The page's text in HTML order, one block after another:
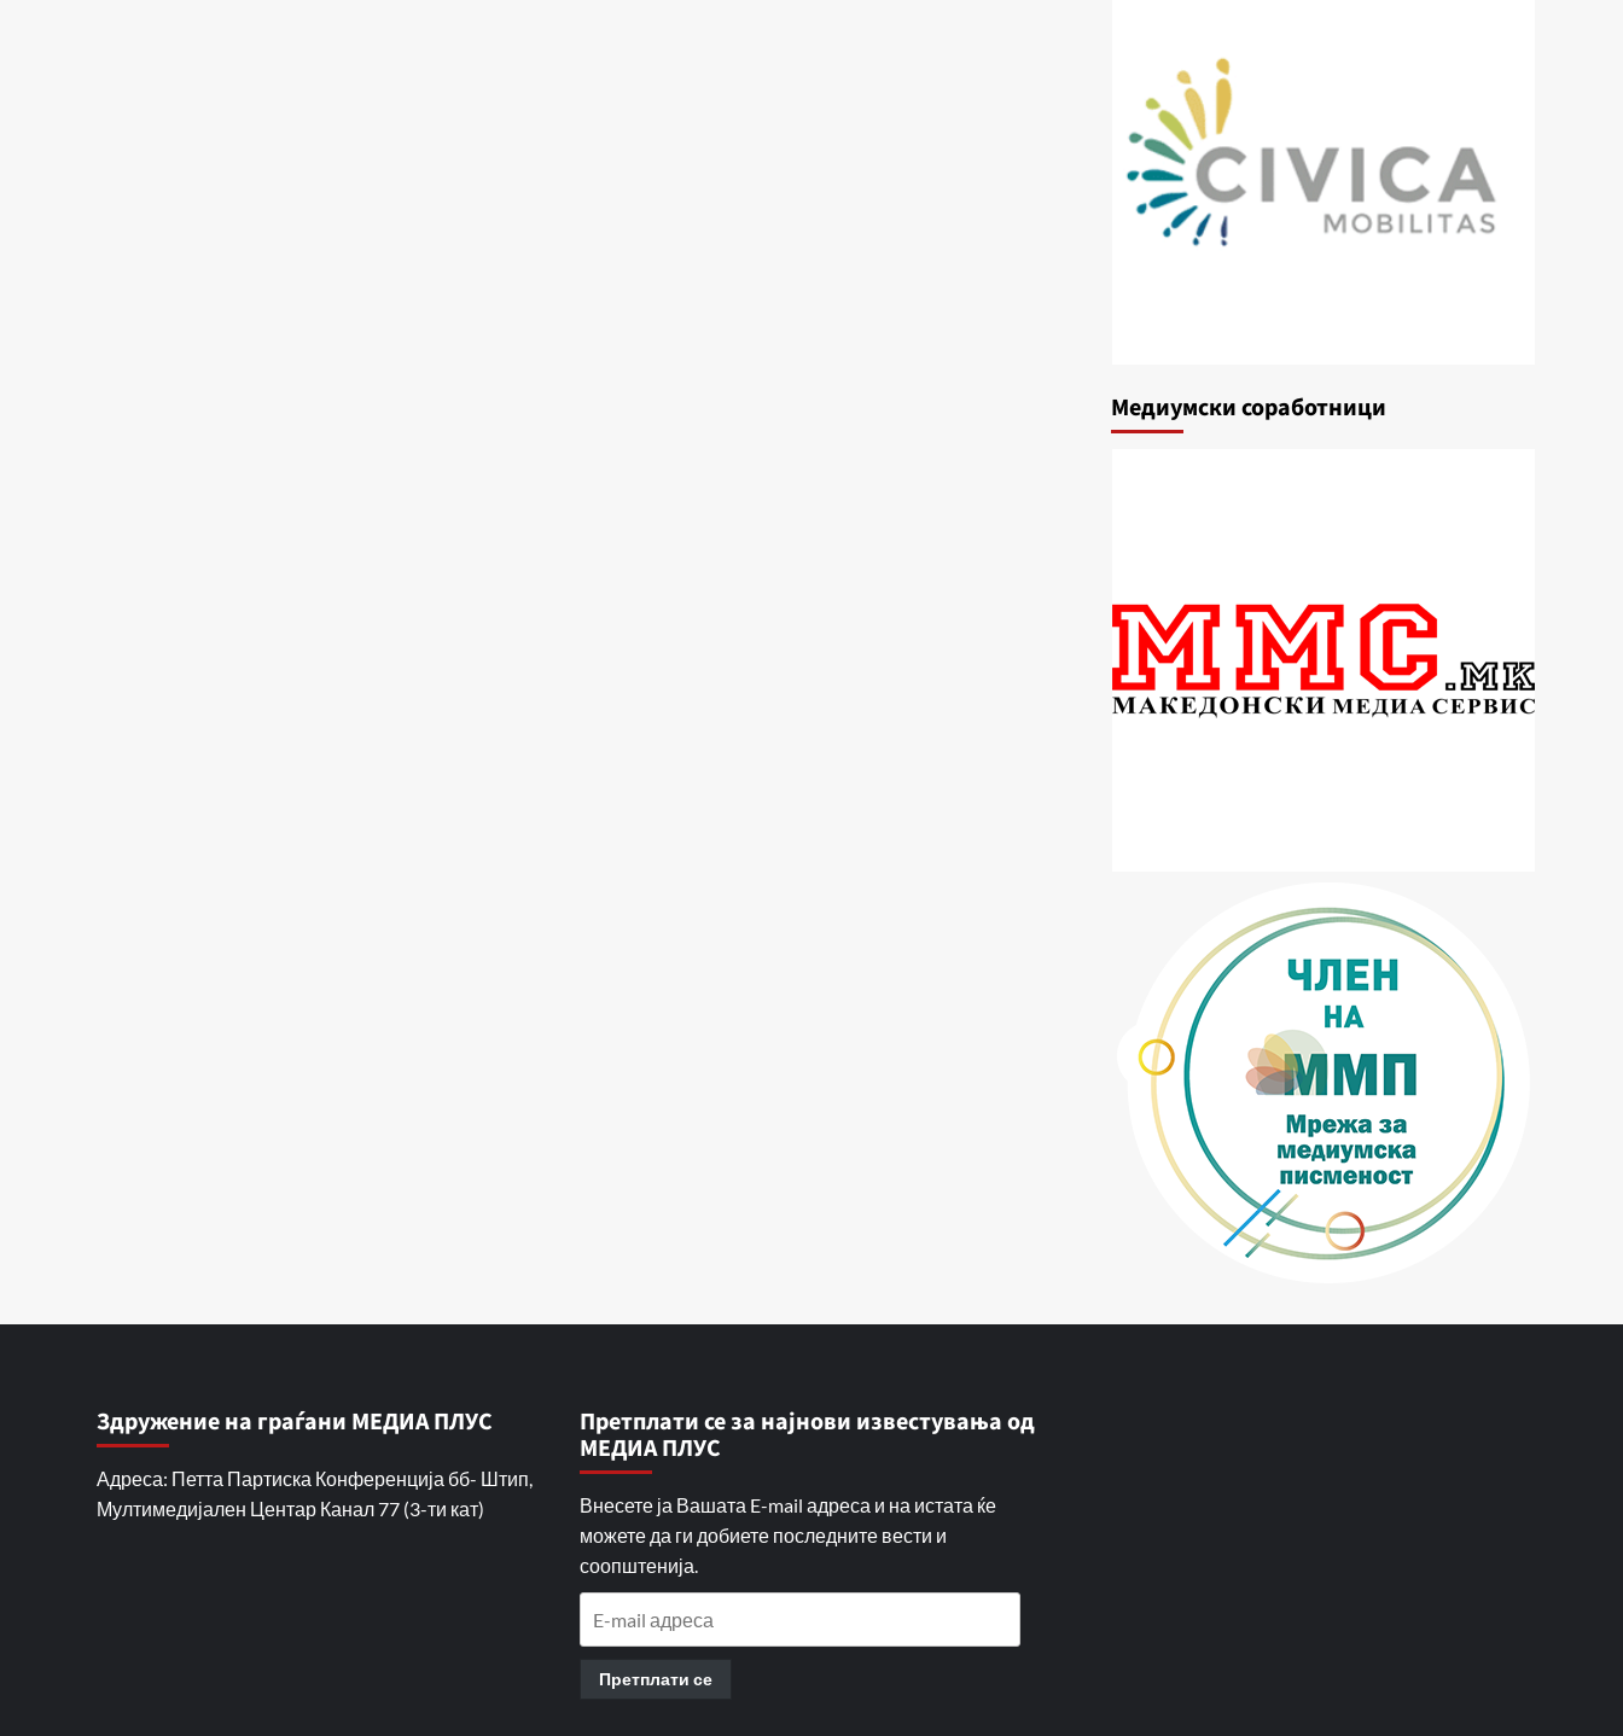
Медиумски соработници
Здружение на граѓани МЕДИА ПЛУС
Адреса: Петта Партиска Конференција бб- Штип,
Мултимедијален Центар Канал 77 (3-ти кат)
Претплати се за најнови известувања од
МЕДИА ПЛУС
Внесете ја Вашата E-mail адреса и на истата ќе
можете да ги добиете последните вести и
соопштенија.
Претплати се